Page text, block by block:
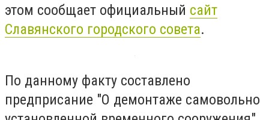
этом сообщает официальный сайт
Славянского городского совета.
По данному факту составлено
предприсание "О демонтаже самовольно